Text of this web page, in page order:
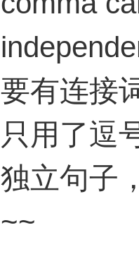
要有连接
只用了逗
独立句子
~~